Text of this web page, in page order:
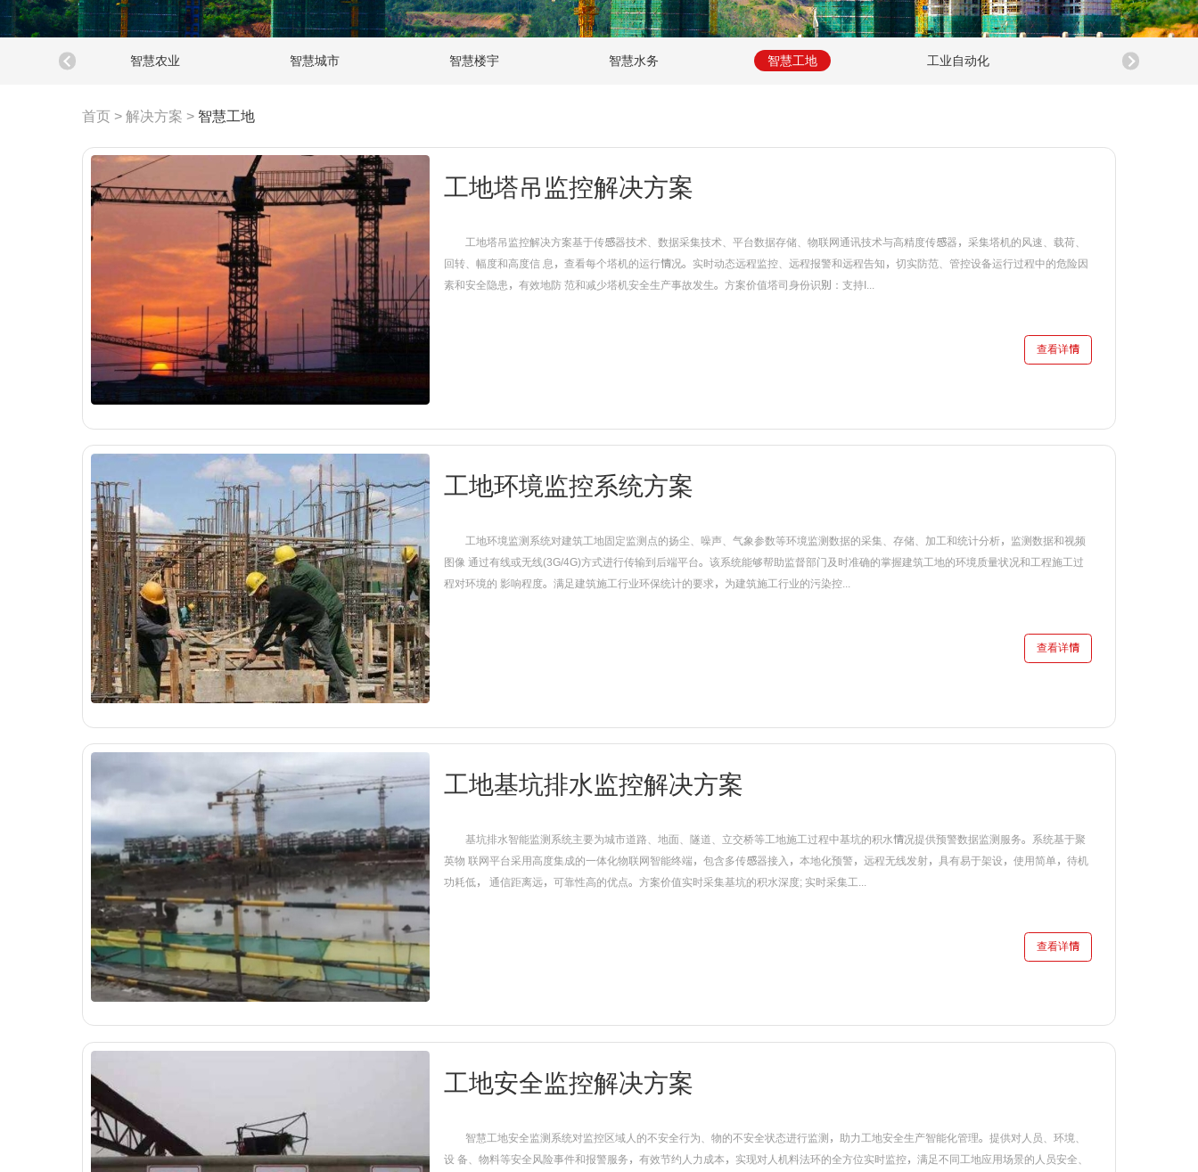
智慧农业 智慧城市 智慧楼宇 智慧水务 智慧工地 工业自动化 环境监控
首页 > 解决方案 > 智慧工地
工地塔吊监控解决方案
工地塔吊监控解决方案基于传感器技术、数据采集技术、平台数据存储、物联网通讯技术与高精度传感器，采集塔机的风速、载荷、
回转、幅度和高度信 息，查看每个塔机的运行情况。实时动态远程监控、远程报警和远程告知，切实防范、管控设备运行过程中的危险因
素和安全隐患，有效地防 范和减少塔机安全生产事故发生。方案价值塔司身份识别：支持I...
查看详情
工地环境监控系统方案
工地环境监测系统对建筑工地固定监测点的扬尘、噪声、气象参数等环境监测数据的采集、存储、加工和统计分析，监测数据和视频
图像 通过有线或无线(3G/4G)方式进行传输到后端平台。该系统能够帮助监督部门及时准确的掌握建筑工地的环境质量状况和工程施工过
程对环境的 影响程度。满足建筑施工行业环保统计的要求，为建筑施工行业的污染控...
查看详情
工地基坑排水监控解决方案
基坑排水智能监测系统主要为城市道路、地面、隧道、立交桥等工地施工过程中基坑的积水情况提供预警数据监测服务。系统基于聚
英物 联网平台采用高度集成的一体化物联网智能终端，包含多传感器接入，本地化预警，远程无线发射，具有易于架设，使用简单，待机
功耗低， 通信距离远，可靠性高的优点。方案价值实时采集基坑的积水深度; 实时采集工...
查看详情
工地安全监控解决方案
智慧工地安全监测系统对监控区域人的不安全行为、物的不安全状态进行监测，助力工地安全生产智能化管理。提供对人员、环境、
设 备、物料等安全风险事件和报警服务，有效节约人力成本，实现对人机料法环的全方位实时监控，满足不同工地应用场景的人员安全、